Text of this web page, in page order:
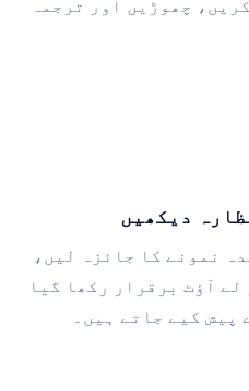
چھوڑیں اور ترجمہ
دیکھیں
نمونے کا جائزہ لیں،
آؤٹ برقرار رکھا گیا
پیش کیے جاتے ہیں۔